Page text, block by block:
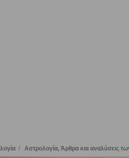
/ Αστρολογία, Άρθρα και αναλύσεις